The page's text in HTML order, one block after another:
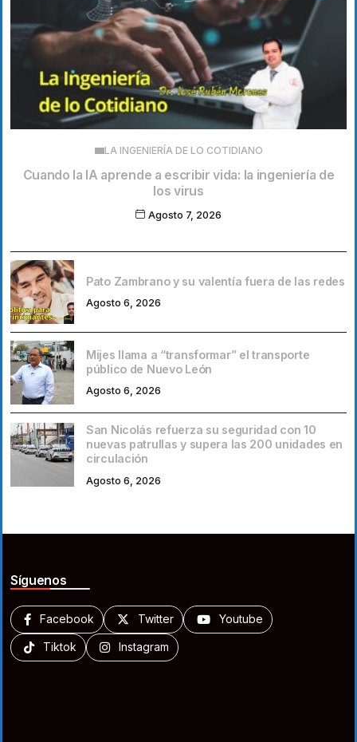
LA INGENIERÍA DE LO COTIDIANO
Cuando la IA aprende a escribir vida: la ingeniería de
los virus
Agosto 7, 2026
Pato Zambrano y su valentía fuera de las redes
Agosto 6, 2026
Mijes llama a “transformar” el transporte
público de Nuevo León
Agosto 6, 2026
San Nicolás refuerza su seguridad con 10
nuevas patrullas y supera las 200 unidades en
circulación
Agosto 6, 2026
Síguenos
Facebook Twitter Youtube
Tiktok Instagram